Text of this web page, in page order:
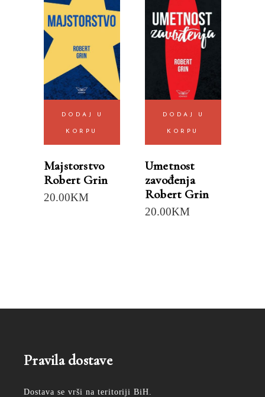
DODAJ U
KORPU
Majstorstvo
Robert Grin
20.00KM
DODAJ U
KORPU
Umetnost
zavođenja
Robert Grin
20.00KM
Pravila dostave
Dostava se vrši na teritoriji BiH.